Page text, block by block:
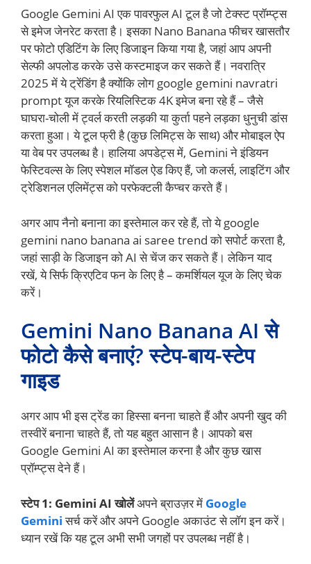
Google Gemini AI एक पावरफुल AI टूल है जो टेक्स्ट प्रॉम्प्ट्स
से इमेज जेनरेट करता है। इसका Nano Banana फीचर खासतौर
पर फोटो एडिटिंग के लिए डिजाइन किया गया है, जहां आप अपनी
सेल्फी अपलोड करके उसे कस्टमाइज कर सकते हैं। नवरात्रि
2025 में ये ट्रेंडिंग है क्योंकि लोग google gemini navratri
prompt यूज करके रियलिस्टिक 4K इमेज बना रहे हैं – जैसे
घाघरा-चोली में ट्वर्ल करती लड़की या कुर्ता पहने लड़का धुनुची डांस
करता हुआ। ये टूल फ्री है (कुछ लिमिट्स के साथ) और मोबाइल ऐप
या वेब पर उपलब्ध है। हालिया अपडेट्स में, Gemini ने इंडियन
फेस्टिवल्स के लिए स्पेशल मॉडल ऐड किए हैं, जो कलर्स, लाइटिंग और
ट्रेडिशनल एलिमेंट्स को परफेक्टली कैप्चर करते हैं।
अगर आप नैनो बनाना का इस्तेमाल कर रहे हैं, तो ये google
gemini nano banana ai saree trend को सपोर्ट करता है,
जहां साड़ी के डिजाइन को AI से चेंज कर सकते हैं। लेकिन याद
रखें, ये सिर्फ क्रिएटिव फन के लिए है – कमर्शियल यूज के लिए चेक
करें।
Gemini Nano Banana AI से
फोटो कैसे बनाएं? स्टेप-बाय-स्टेप
गाइड
अगर आप भी इस ट्रेंड का हिस्सा बनना चाहते हैं और अपनी खुद की
तस्वीरें बनाना चाहते हैं, तो यह बहुत आसान है। आपको बस
Google Gemini AI का इस्तेमाल करना है और कुछ खास
प्रॉम्प्ट्स देने हैं।
स्टेप 1: Gemini AI खोलेंअपने ब्राउज़र में Google
Gemini सर्च करें और अपने Google अकाउंट से लॉग इन करें।
ध्यान रखें कि यह टूल अभी सभी जगहों पर उपलब्ध नहीं है।